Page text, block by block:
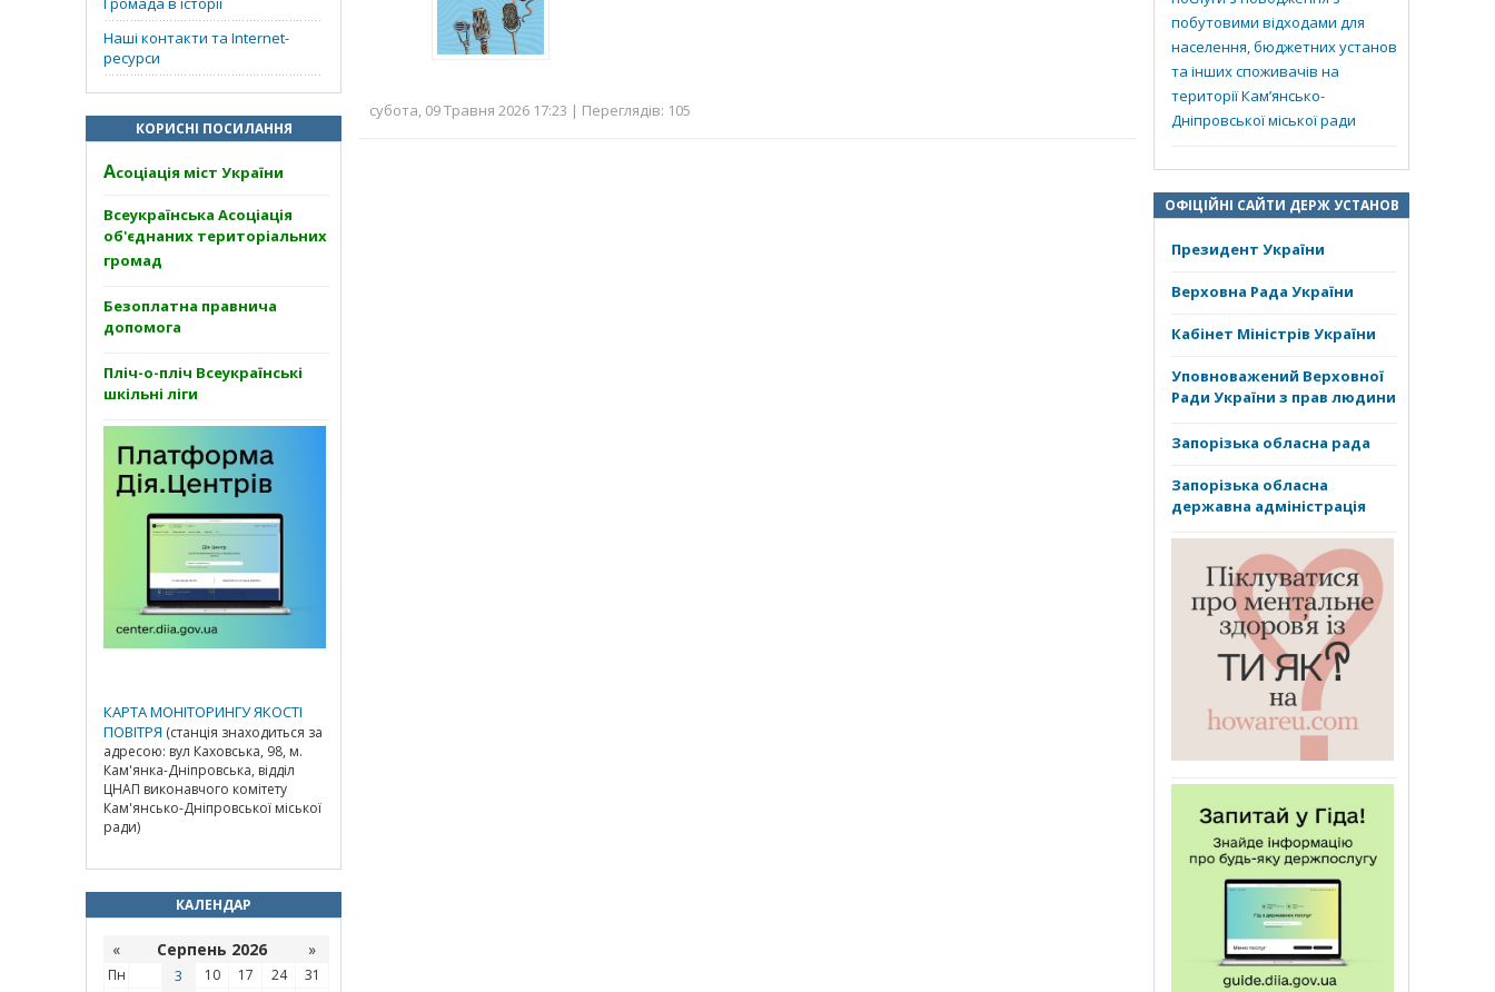
Наші контакти та Internet-
ресурси
КОРИСНІ ПОСИЛАННЯ
Асоціація міст України
Всеукраїнська Асоціація
об'єднаних територіальних
громад
Безоплатна правнича
допомога
Пліч-о-пліч Всеукраїнські
шкільні ліги
КАРТА МОНІТОРИНГУ ЯКОСТІ
ПОВІТРЯ (станція знаходиться за
адресою: вул Каховська, 98, м.
Кам'янка-Дніпровська, відділ
ЦНАП виконавчого комітету
Кам'янсько-Дніпровської міської
ради)
КАЛЕНДАР
« Серпень 2026 »
Пн 3 10 17 24
31
субота, 09 Травня 2026 17:23 | Переглядів: 105
побутовими відходами для
населення, бюджетних установ
та інших споживачів на
території Кам’янсько-
Дніпровської міської ради
ОФІЦІЙНІ САЙТИ ДЕРЖ УСТАНОВ
Президент України
Верховна Рада України
Кабінет Міністрів України
Уповноважений Верховної
Ради України з прав людини
Запорізька обласна рада
Запорізька обласна
державна адміністрація